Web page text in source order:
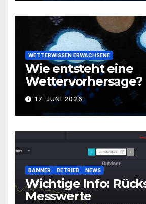
WETTERWISSEN ERWACHSENE
Wie entsteht eine
Wettervorhersage?
17. JUNI 2026
BANNER BETRIEB NEWS
Wichtige Info:
Messwerte